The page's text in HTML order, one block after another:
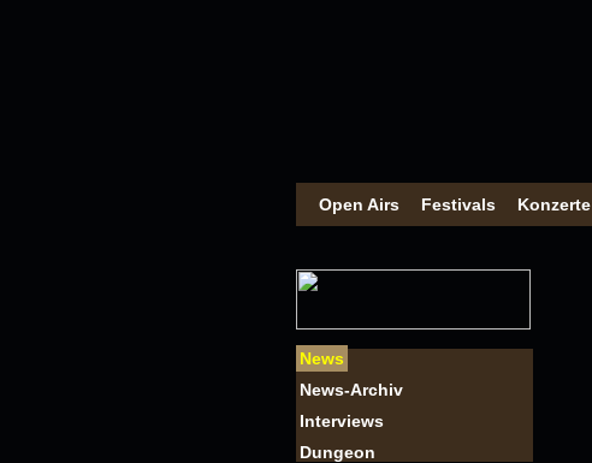
Open Airs Festivals Konzerte
News
News-Archiv
Interviews
Dungeon